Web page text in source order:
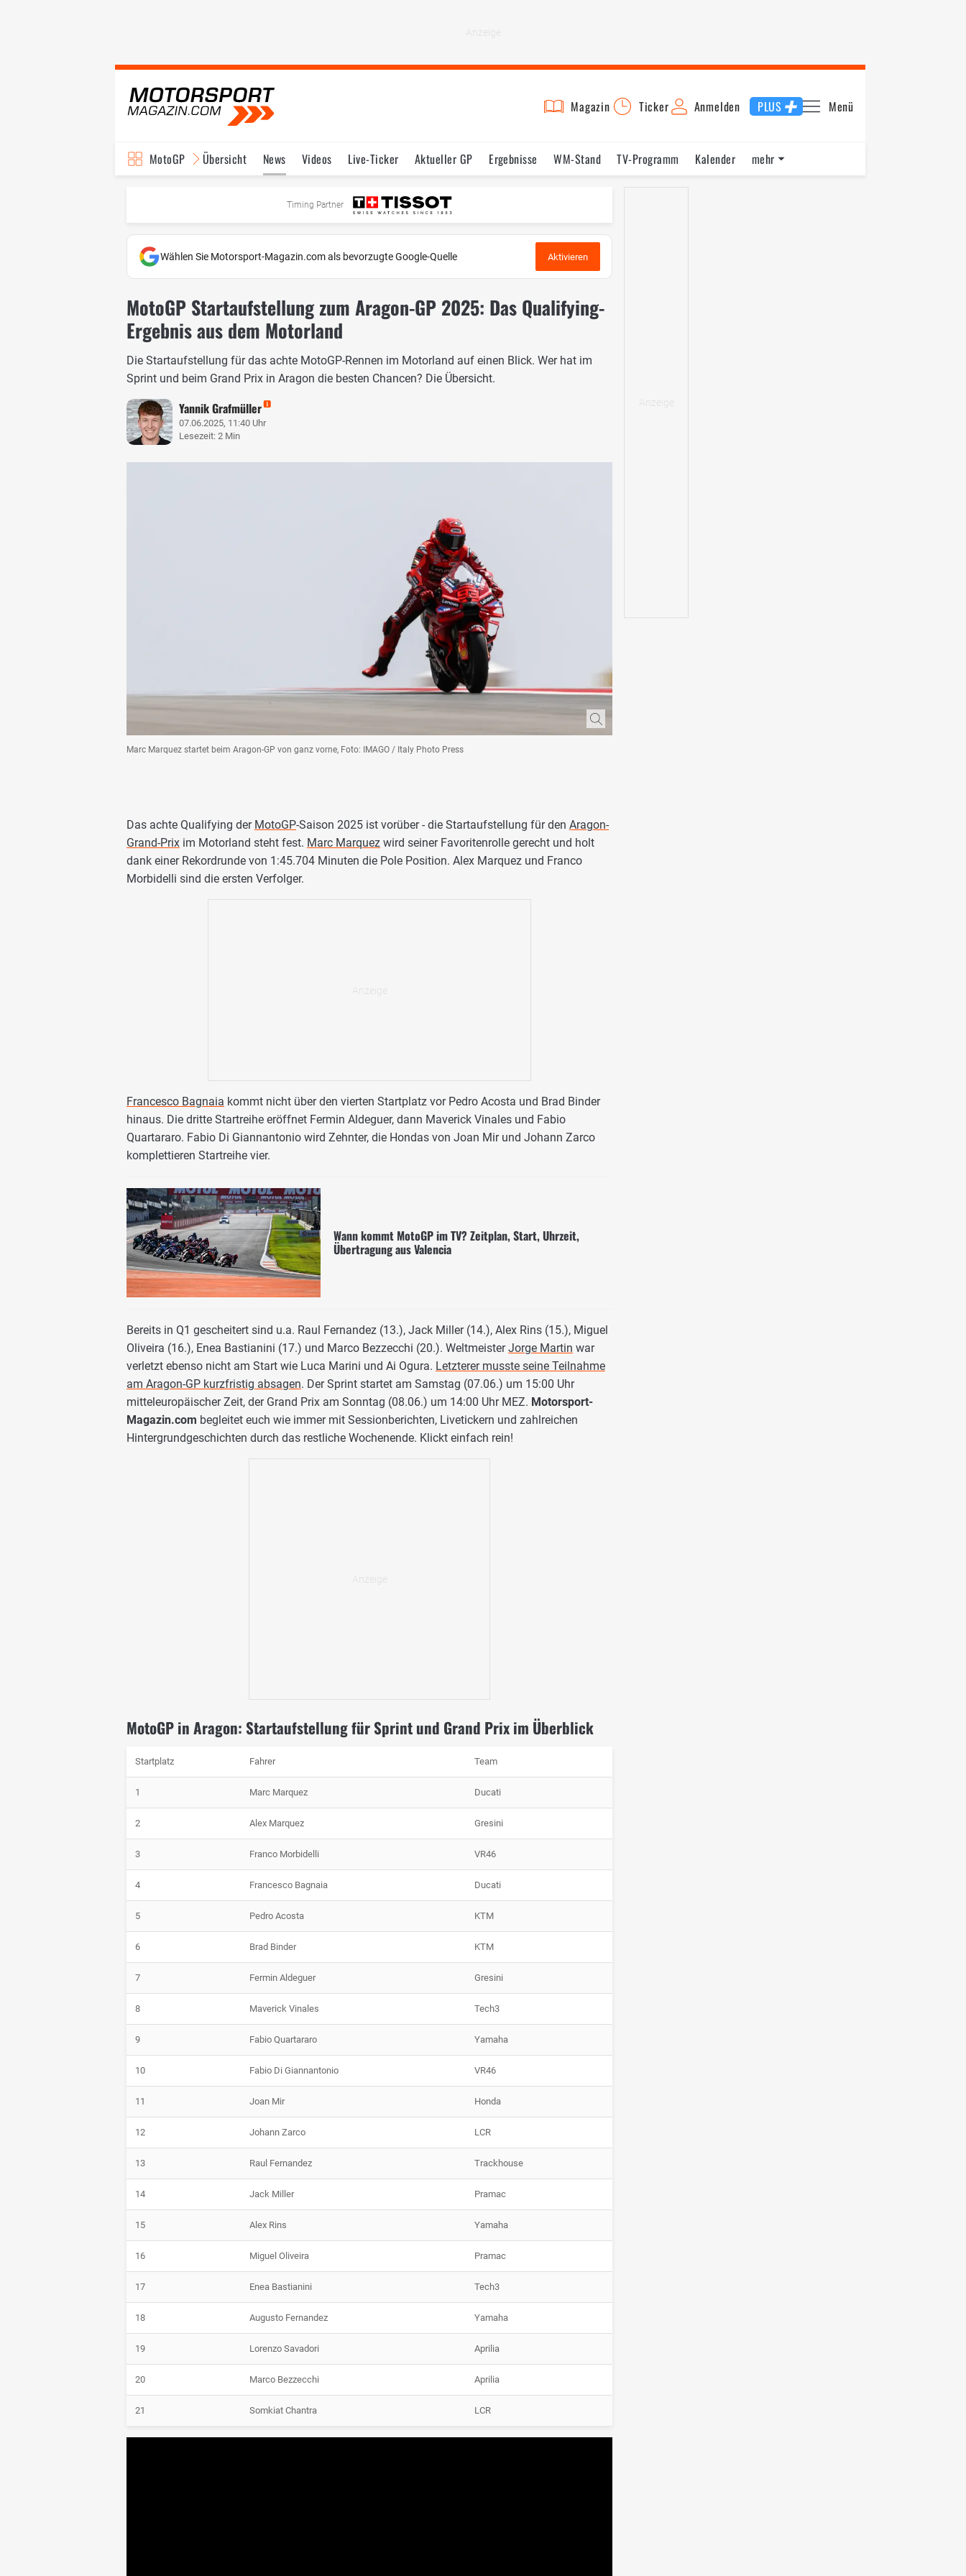
Magazin Ticker Anmelden PLUS Menü
MotoGP Übersicht News Videos Live-Ticker Aktueller GP Ergebnisse WM-Stand TV-Programm
Kalender
Testfahrten Reglement
mehr
Timing Partner
Wählen Sie Motorsport-Magazin.com als bevorzugte Google-Quelle Aktivieren
MotoGP Startaufstellung zum Aragon-GP 2025: Das Qualifying-
Ergebnis aus dem Motorland
Die Startaufstellung für das achte MotoGP-Rennen im Motorland auf einen Blick. Wer hat im
Sprint und beim Grand Prix in Aragon die besten Chancen? Die Übersicht.
Yannik Grafmüller
07.06.2025, 11:40 Uhr
Lesezeit: 2 Min
Marc Marquez startet beim Aragon-GP von ganz vorne, Foto: IMAGO / Italy Photo Press
Das achte Qualifying der MotoGP-Saison 2025 ist vorüber - die Startaufstellung für den Aragon-
Grand-Prix im Motorland steht fest. Marc Marquez wird seiner Favoritenrolle gerecht und holt
dank einer Rekordrunde von 1:45.704 Minuten die Pole Position. Alex Marquez und Franco
Morbidelli sind die ersten Verfolger.
Francesco Bagnaia kommt nicht über den vierten Startplatz vor Pedro Acosta und Brad Binder
hinaus. Die dritte Startreihe eröffnet Fermin Aldeguer, dann Maverick Vinales und Fabio
Quartararo. Fabio Di Giannantonio wird Zehnter, die Hondas von Joan Mir und Johann Zarco
komplettieren Startreihe vier.
Wann kommt MotoGP im TV? Zeitplan, Start, Uhrzeit,
Übertragung aus Valencia
Bereits in Q1 gescheitert sind u.a. Raul Fernandez (13.), Jack Miller (14.), Alex Rins (15.), Miguel
Oliveira (16.), Enea Bastianini (17.) und Marco Bezzecchi (20.). WeltmeisterJorge Martin war
verletzt ebenso nicht am Start wie Luca Marini und Ai Ogura. Letzterer musste seine Teilnahme
am Aragon-GP kurzfristig absagen. Der Sprint startet am Samstag (07.06.) um 15:00 Uhr
mitteleuropäischer Zeit, der Grand Prix am Sonntag (08.06.) um 14:00 Uhr MEZ. Motorsport-
Magazin.com begleitet euch wie immer mit Sessionberichten, Livetickern und zahlreichen
Hintergrundgeschichten durch das restliche Wochenende. Klickt einfach rein!
MotoGP in Aragon: Startaufstellung für Sprint und Grand Prix im Überblick
Startplatz Fahrer Team
1 Marc Marquez Ducati
2 Alex Marquez Gresini
3 Franco Morbidelli VR46
4 Francesco Bagnaia Ducati
5 Pedro Acosta KTM
6 Brad Binder KTM
7 Fermin Aldeguer Gresini
8 Maverick Vinales Tech3
9 Fabio Quartararo Yamaha
10 Fabio Di Giannantonio VR46
11 Joan Mir Honda
12 Johann Zarco LCR
13 Raul Fernandez Trackhouse
14 Jack Miller Pramac
15 Alex Rins Yamaha
16 Miguel Oliveira Pramac
17 Enea Bastianini Tech3
18 Augusto Fernandez Yamaha
19 Lorenzo Savadori Aprilia
20 Marco Bezzecchi Aprilia
21 Somkiat Chantra LCR